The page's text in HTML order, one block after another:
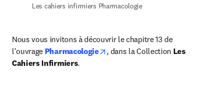
Les cahiers infirmiers Pharmacologie
Nous vous invitons à découvrir le chapitre 13 de
l'ouvrage Pharmacologie opens in new tab/window
, dans la Collection Les
Cahiers Infirmiers.